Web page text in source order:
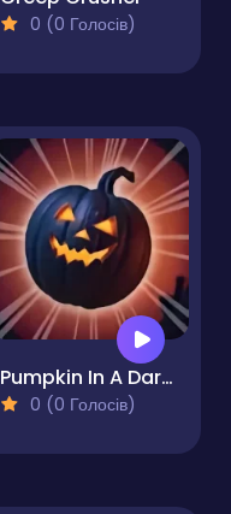
0 (0 Голосів)
Pumpkin In A Dark World
0 (0 Голосів)